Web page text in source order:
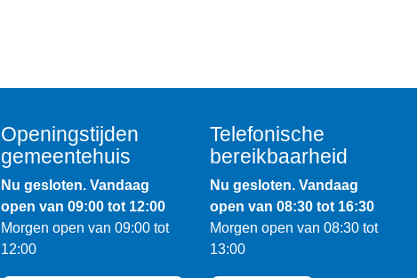
Openingstijden
gemeentehuis
Nu gesloten. Vandaag
open van 09:00 tot 12:00
Morgen open van 09:00 tot
12:00
Telefonische
bereikbaarheid
Nu gesloten. Vandaag
open van 08:30 tot 16:30
Morgen open van 08:30 tot
13:00